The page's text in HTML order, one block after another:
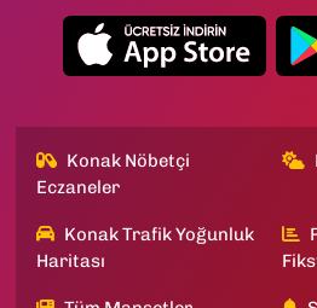
Konak Nöbetçi
Eczaneler
Konak Trafik Yoğunluk
Haritası